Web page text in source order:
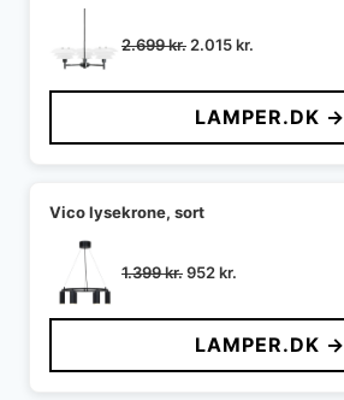
2.699kr. Den
pris
var:
2.699 kr..
2.015kr.
pris
er:
2.015 kr..
LAMPER.DK →
Vico lysekrone, sort
1.399kr.Den
pris
var:
1.399 kr..
952kr.
pris
er:
952 kr..
LAMPER.DK →